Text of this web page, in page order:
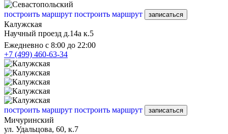
построить маршрут построить маршрут записаться
Калужская
Научный проезд д.14а к.5
Ежедневно с 8:00 до 22:00
+7 (499) 460-63-34
построить маршрут построить маршрут записаться
Мичуринский
ул. Удальцова, 60, к.7